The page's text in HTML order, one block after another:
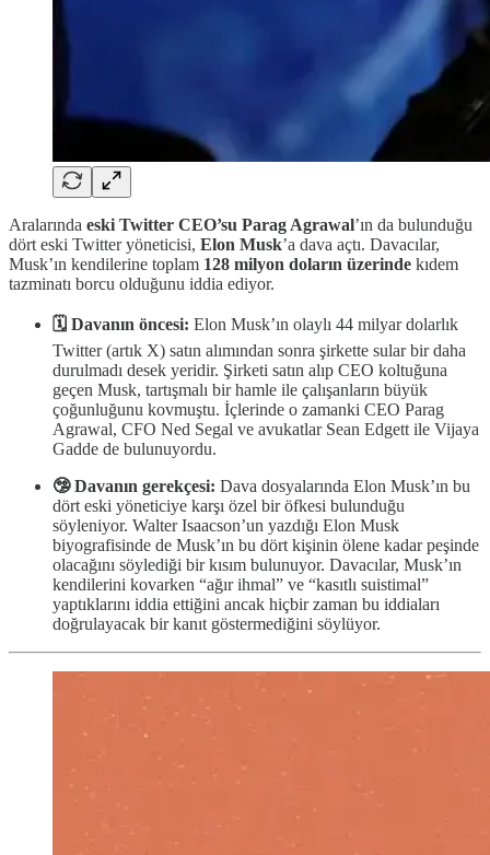
Aralarında eski Twitter CEO’su Parag Agrawal’ın da bulunduğu
dört eski Twitter yöneticisi, Elon Musk’a dava açtı. Davacılar,
Musk’ın kendilerine toplam 128 milyon doların üzerinde kıdem
tazminatı borcu olduğunu iddia ediyor.
🗓️ Davanın öncesi: Elon Musk’ın olaylı 44 milyar dolarlık
Twitter (artık X) satın alımından sonra şirkette sular bir daha
durulmadı desek yeridir. Şirketi satın alıp CEO koltuğuna
geçen Musk, tartışmalı bir hamle ile çalışanların büyük
çoğunluğunu kovmuştu. İçlerinde o zamanki CEO Parag
Agrawal, CFO Ned Segal ve avukatlar Sean Edgett ile Vijaya
Gadde de bulunuyordu.
🤥 Davanın gerekçesi: Dava dosyalarında Elon Musk’ın bu
dört eski yöneticiye karşı özel bir öfkesi bulunduğu
söyleniyor. Walter Isaacson’un yazdığı Elon Musk
biyografisinde de Musk’ın bu dört kişinin ölene kadar peşinde
olacağını söylediği bir kısım bulunuyor. Davacılar, Musk’ın
kendilerini kovarken “ağır ihmal” ve “kasıtlı suistimal”
yaptıklarını iddia ettiğini ancak hiçbir zaman bu iddiaları
doğrulayacak bir kanıt göstermediğini söylüyor.